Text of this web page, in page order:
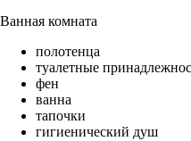
Ванная комната
полотенца
туалетные
фен
ванна
тапочки
гигиенический душ